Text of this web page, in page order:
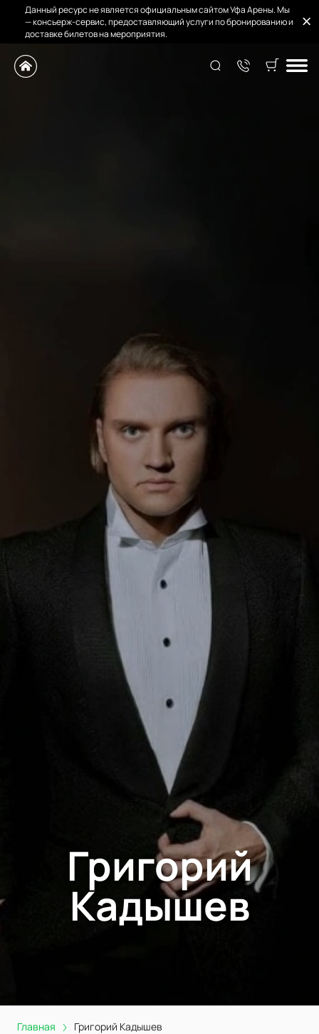
Данный ресурс не является официальным сайтом Уфа Арены. Мы
— консьерж-сервис, предоставляющий услуги по бронированию и
доставке билетов на мероприятия.
Григорий
Кадышев
Главная Григорий Кадышев